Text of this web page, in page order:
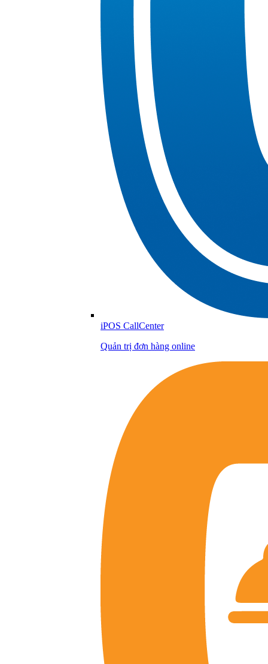
iPOS CallCenter
Quản trị đơn hàng online